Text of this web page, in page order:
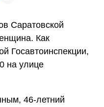
Саратовской
Как
Госавтоинспекции,
на улице
46-летний